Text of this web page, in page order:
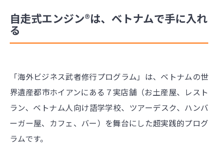
自走式エンジン®は、ベトナムで手に入れ
る
「海外ビジネス武者修行プログラム」は、ベトナムの世
界遺産都市ホイアンにある７実店舗（お土産屋、レスト
ラン、ベトナム人向け語学学校、ツアーデスク、ハンバ
ーガー屋、カフェ、バー）を舞台にした超実践的プログ
ラムです。